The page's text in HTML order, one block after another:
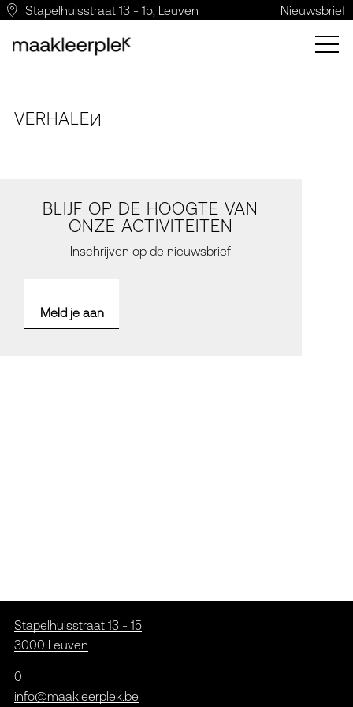
Stapelhuisstraat 13 - 15, Leuven Nieuwsbrief
VERHALEN
BLIJF OP DE HOOGTE VAN
ONZE ACTIVITEITEN
Inschrijven op de nieuwsbrief
Meld je aan
Stapelhuisstraat 13 - 15
3000 Leuven
0
info@maakleerplek.be